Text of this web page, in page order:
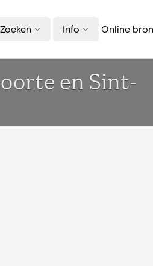
Zoeken Info Online
en Sint-